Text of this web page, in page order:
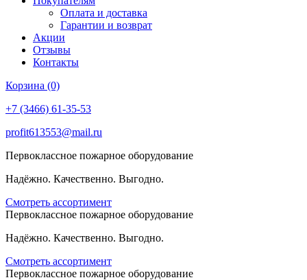
Оплата и доставка
Гарантии и возврат
Акции
Отзывы
Контакты
Корзина (0)
+7 (3466) 61-35-53
profit613553@mail.ru
Первоклассное пожарное оборудование
Надёжно. Качественно. Выгодно.
Смотреть ассортимент
Первоклассное пожарное оборудование
Надёжно. Качественно. Выгодно.
Смотреть ассортимент
Первоклассное пожарное оборудование